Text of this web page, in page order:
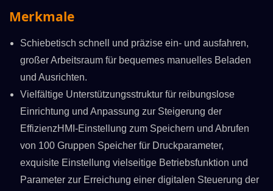
Merkmale
Schiebetisch schnell und präzise ein- und ausfahren,
großer Arbeitsraum für bequemes manuelles Beladen
und Ausrichten.
Vielfältige Unterstützungsstruktur für reibungslose
Einrichtung und Anpassung zur Steigerung der
EffizienzHMI-Einstellung zum Speichern und Abrufen
von 100 Gruppen Speicher für Druckparameter,
exquisite Einstellung vielseitige Betriebsfunktion und
Parameter zur Erreichung einer digitalen Steuerung der